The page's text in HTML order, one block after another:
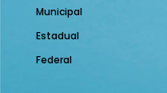
Municipal
Estadual
Federal